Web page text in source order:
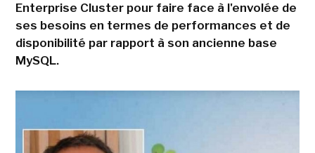
Enterprise Cluster pour faire face à l'envolée de
ses besoins en termes de performances et de
disponibilité par rapport à son ancienne base
MySQL.